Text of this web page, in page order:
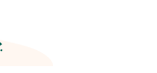
im. Karola
w trakcie specjalizacji z
Ginekologiczno-